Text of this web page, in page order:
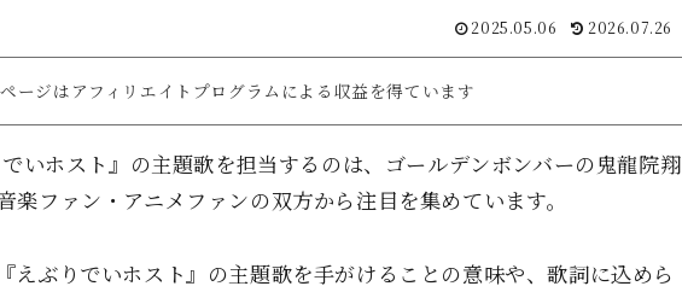
2025.05.06 2026.07.26
ージはアフィリエイトプログラムによる収益を得ています
いホスト』の主題歌を担当するのは、ゴールデンボンバーの鬼龍院翔
楽ファン・アニメファンの双方から注目を集めています。
えぶりでいホスト』の主題歌を手がけることの意味や、歌詞に込めら